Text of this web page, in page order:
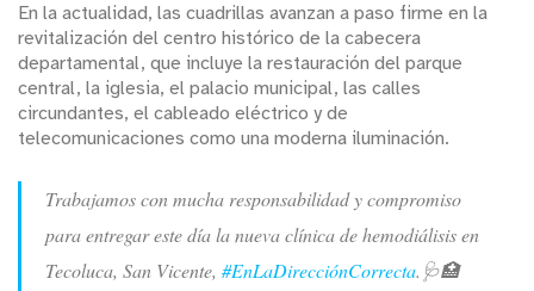
En la actualidad, las cuadrillas avanzan a paso firme en la
revitalización del centro histórico de la cabecera
departamental, que incluye la restauración del parque
central, la iglesia, el palacio municipal, las calles
circundantes, el cableado eléctrico y de
telecomunicaciones como una moderna iluminación.
Trabajamos con mucha responsabilidad y compromiso
para entregar este día la nueva clínica de hemodiálisis en
Tecoluca, San Vicente, #EnLaDirecciónCorrecta.🩺🏥